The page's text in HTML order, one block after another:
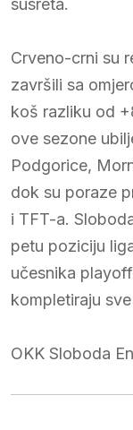
susreta.
Crveno-crni su
završili sa
koš razliku od
ove sezone
Podgorice,
dok su poraze
i TFT-a.
petu poziciju
učesnika
kompletiraju
OKK Sloboda